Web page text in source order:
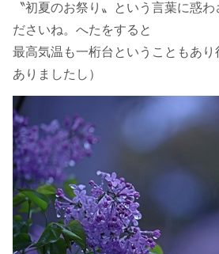
〝初夏のお祭り〟という言葉に惑
ださいね。へたをすると
最高気温も一桁台ということもあ
ありましたし）